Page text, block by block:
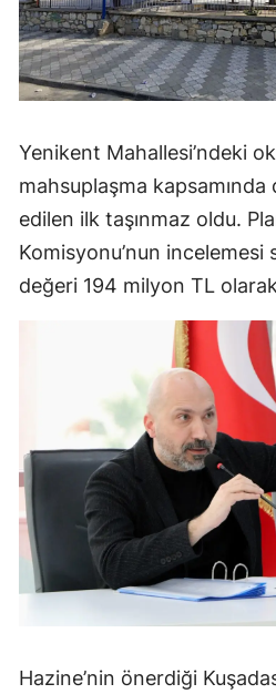
Yenikent Mahallesi’ndeki
mahsuplaşma
edilen ilk taşınmaz oldu.
Komisyonu’nun incelemesi
değeri 194 milyon TL
Hazine’nin önerdiği